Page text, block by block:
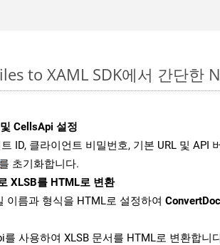
to XAML SDK에서 간단한
CellsApi 설정
ID, 클라이언트 비밀번호, 기본 URL 및 API
를 초기화합니다.
XLSB를 HTML로 변환
이름과 형식을 HTML로 설정하여
를 사용하여 XLSB 문서를 HTML로 변환합니